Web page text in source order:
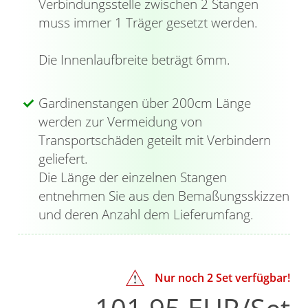
zudem mit zwei rundherum laufenden
Einkerbungen versehen. Mit
Innensechskantschlüssel werden sie an den
Enden der vorderen Gardinenstange befestigt;
dagegen einfach aufstecken. Die
Gardinenstangen sind in verschiedenen
Längen erhältlich. Abhängig davon sind
zusätzlich Verbinder im Lieferumfang
enthalten, welche die einzelnen
Gardinenstangen zusammenführen und für
Stabilität sorgen. Die robusten Träger besitzen
jeweils zwei halbrunde Öffnungen und dienen
haben Sie die Möglichkeit die Gardinenstangen
wahlweise mit der Öffnung nach oben oder
muss immer 1 Träger gesetzt werden.
Die Innenlaufbreite beträgt 6mm.
Gardinenstangen über 200cm Länge
werden zur Vermeidung von
Transportschäden geteilt mit Verbindern
geliefert.
Die Länge der einzelnen Stangen
entnehmen Sie aus den Bemaßungsskizzen
und deren Anzahl dem Lieferumfang.
Nur noch 2Set verfügbar!